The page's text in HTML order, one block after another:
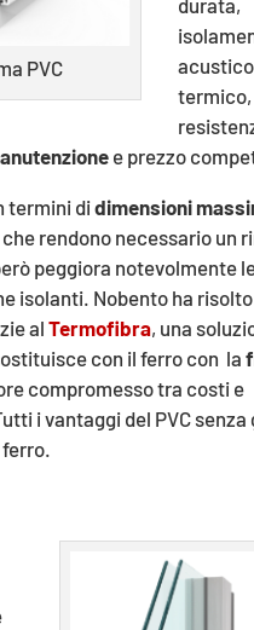
PVC
durata,
termico,
e prezzo
termini didimensioni
che rendono necessario un
peggiora notevolmente
isolanti. Nobento ha
alTermofibra, una
con il ferro con la
compromesso tra costi e
i vantaggi del PVC senza